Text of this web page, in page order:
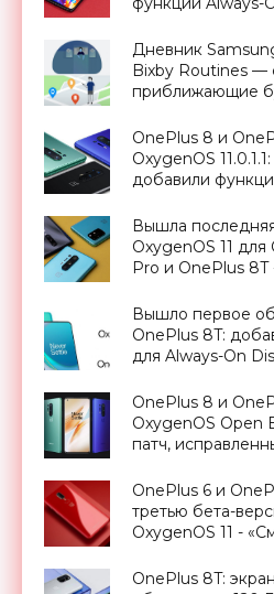
Дневник
Bixby Routines —
приближающие
OnePlus 8 и
OxygenOS
добавили
«Смартфоны»
Вышла
OxygenOS 11
Pro и OnePlus
Вышло первое
OnePlus 8T:
для Always-On
OnePlus 8 и
OxygenOS Open
патч,
«Смартфоны»
OnePlus 6 и
третью бета-
OxygenOS 11 -
OnePlus 8T: